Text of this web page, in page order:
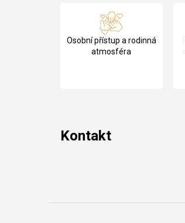
Osobní přístup a rodinná
atmosféra
Kontakt